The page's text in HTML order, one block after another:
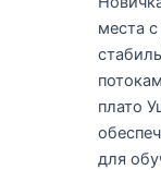
места
плато
для